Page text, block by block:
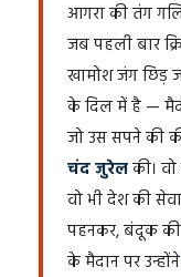
आगरा की तंग
जब पहली बार
खामोश जंग छिड़
के दिल में है —
जो उस सपने की
चंद जुरेलकी।
वो भी देश की
पहनकर, बंदूक की
के मैदान पर उन्होंने